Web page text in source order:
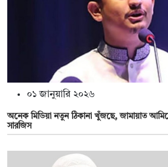
০১ জানুয়ারি ২০২৬
অনেক মিডিয়া নতুন ঠিকানা খুঁজছে, জামায়াত
সারজিস